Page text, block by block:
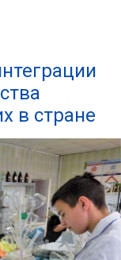
в стране